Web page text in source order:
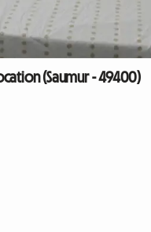
(Saumur - 49400)